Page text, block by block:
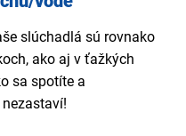
slúchadlá sú rovnako
ako aj v ťažkých
sa spotíte a